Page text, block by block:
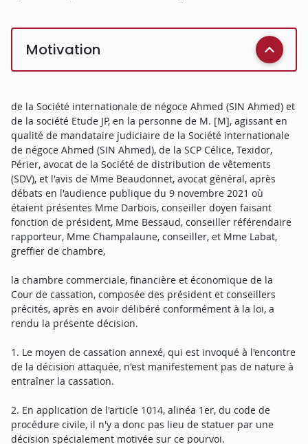
Motivation
de la Société internationale de négoce Ahmed (SIN Ahmed) et
de la société Etude JP, en la personne de M. [M], agissant en
qualité de mandataire judiciaire de la Société internationale
de négoce Ahmed (SIN Ahmed), de la SCP Célice, Texidor,
Périer, avocat de la Société de distribution de vêtements
(SDV), et l'avis de Mme Beaudonnet, avocat général, après
débats en l'audience publique du 9 novembre 2021 où
étaient présentes Mme Darbois, conseiller doyen faisant
fonction de président, Mme Bessaud, conseiller référendaire
rapporteur, Mme Champalaune, conseiller, et Mme Labat,
greffier de chambre,
la chambre commerciale, financière et économique de la
Cour de cassation, composée des président et conseillers
précités, après en avoir délibéré conformément à la loi, a
rendu la présente décision.
1. Le moyen de cassation annexé, qui est invoqué à l'encontre
de la décision attaquée, n'est manifestement pas de nature à
entraîner la cassation.
2. En application de l'article 1014, alinéa 1er, du code de
procédure civile, il n'y a donc pas lieu de statuer par une
décision spécialement motivée sur ce pourvoi.